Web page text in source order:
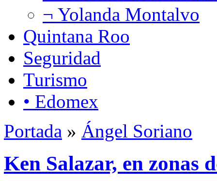
¬ Yolanda Montalvo
Quintana Roo
Seguridad
Turismo
• Edomex
Portada » Ángel Soriano
Ken Salazar, en zonas